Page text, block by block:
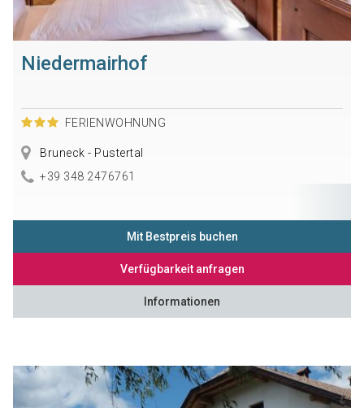
Niedermairhof
FERIENWOHNUNG
Bruneck - Pustertal
+39 348 2476761
Mit Bestpreis buchen
Verfügbarkeit anfragen
Informationen